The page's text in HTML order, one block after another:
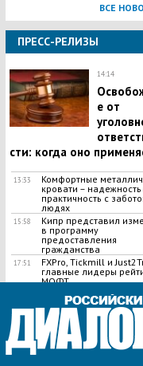
ВСЕ
ПРЕСС-РЕЛИЗЫ
14:14
е от
сти: когда оно
13:33
Комфортные
кровати – надежность
практичность с
людях
15:58
Кипр представил
в программу
предоставления
гражданства
17:51
FXPro, Tickmill и
главные лидеры
МОФТ
ВСЕ